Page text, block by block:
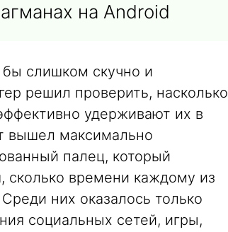
на Android
слишком скучно и
решил проверить, насколько
удерживают их в
вышел максимально
палец, который
сколько времени каждому из
них оказалось только
социальных сетей, игры,